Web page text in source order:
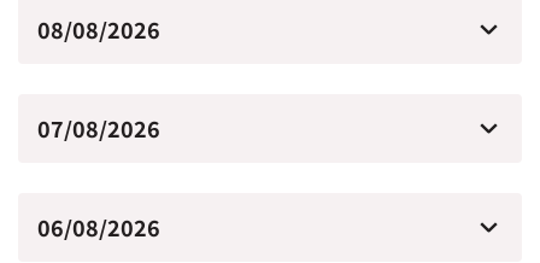
08/08/2026
07/08/2026
06/08/2026